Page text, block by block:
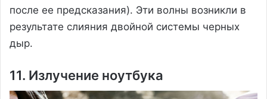
после ее предсказания). Эти волны возникли в
результате слияния двойной системы черных
дыр.
11. Излучение ноутбука